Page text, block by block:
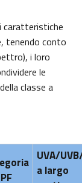
tenendo conto
i loro
le
classe a
UVA/
a largo